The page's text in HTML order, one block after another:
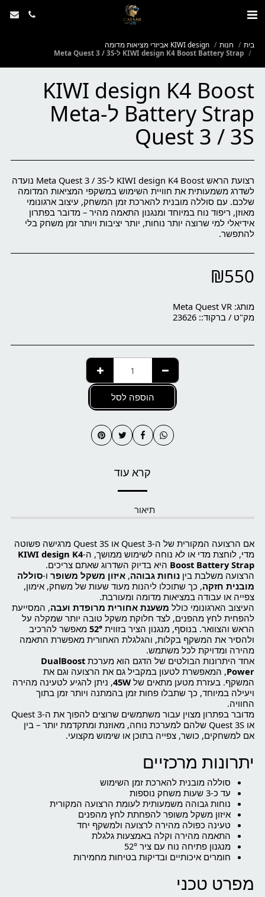
בית חנות
KIWI design אביזרי מציאות מדומה
KIWI design K4 Boost Battery Strap ל-Meta Quest 3 / 3S
KIWI design K4 Boost
Battery Strap ל-Meta
Quest 3 / 3S
רצועת הראש KIWI design K4 Boost ל-Meta Quest 3 / 3S נועדה
לשדרג משמעותית את חוויית השימוש במשקפי המציאות המדומה
שלכם. עם סוללה מובנית להארכת זמן המשחק, עיצוב ארגונומי
מאוזן, ריפוד נוח במיוחד ומנגנון התאמה מהיר – מדובר בפתרון
אידיאלי למי שרוצה יותר נוחות, יותר יציבות ויותר זמן משחק בלי
להתפשר.
₪550
מותג: Meta Quest VR
מק"ט / ברקוד:: 23626
הוספה לסל
קרא עוד
תיאור
אם הרצועה המקורית של ה-Quest 3 או Quest 3S מרגישה פשוטה
מדי, לוחצת מדי או לא נוחה לשימוש ממושך, ה-KIWI design K4
Boost Battery Strap היא בדיוק השדרוג שאתם צריכים.
הרצועה משלבת בין נוחות גבוהה, איזון משקל משופר ו-סוללה
מובנית חזקה, כך שתוכלו ליהנות מעוד שעות של משחק, אימון,
צפייה או עבודה במציאות מדומה ומעורבת.
העיצוב הארגונומי כולל משענת אחורית מרופדת ועבה, המסייעת
להפחית לחץ מהפנים, לצד חלוקת משקל טובה יותר שמקלה על
הראש והצוואר. בנוסף, מנגנון הציר בזווית 52° מאפשר להרכיב
ולהסיר את המשקף בקלות, והגלגלת האחורית מאפשרת התאמה
מהירה ומדויקת לכל משתמש.
אחד היתרונות הבולטים של הדגם הוא מערכת DualBoost
Power, המאפשרת לטעון במקביל גם את הרצועה וגם את
המשקף. בעזרת מטען מתאים של 45W, ניתן להגיע לטעינה מהירה
ויעילה במיוחד, כך שתבלו פחות זמן בהמתנה ויותר זמן בתוך
החוויה.
מדובר בפתרון מצוין עבור משתמשים שרוצים להפוך את ה-Quest 3
או Quest 3S שלהם למערכת נוחה, מאוזנת ומתקדמת יותר – בין
אם למשחקים, כושר, צפייה בתוכן או שימוש מקצועי.
יתרונות מרכזיים
סוללה מובנית להארכת זמן השימוש
עד כ-3 שעות משחק נוספות
נוחות גבוהה משמעותית לעומת הרצועה המקורית
איזון משקל משופר להפחתת לחץ מהפנים
טעינה כפולה מהירה לרצועה ולמשקף יחד
התאמה מהירה וקלה באמצעות גלגלת
מנגנון פתיחה נוח עם ציר 52°
חומרים איכותיים ובדיקות בטיחות מחמירות
מפרט טכני